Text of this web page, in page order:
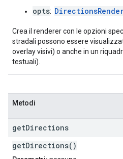
opts:
Crea il renderer con le opzioni
stradali possono essere
overlay visivi) o anche in un
testuali).
Metodi
getDirections
getDirections()